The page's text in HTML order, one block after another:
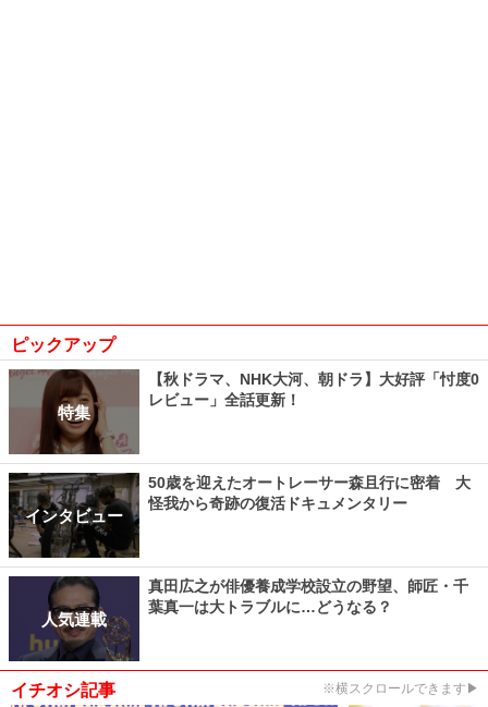
ピックアップ
特集
【秋ドラマ、NHK大河、朝ドラ】大好評「忖度0
レビュー」全話更新！
インタビュー
50歳を迎えたオートレーサー森且行に密着 大
怪我から奇跡の復活ドキュメンタリー
人気連載
真田広之が俳優養成学校設立の野望、師匠・千
葉真一は大トラブルに…どうなる？
イチオシ記事 ※横スクロールできます▶